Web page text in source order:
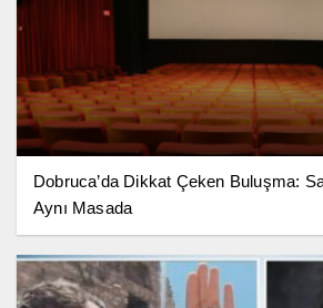
Dobruca’da Dikkat Çeken Buluşma:
Aynı Masada